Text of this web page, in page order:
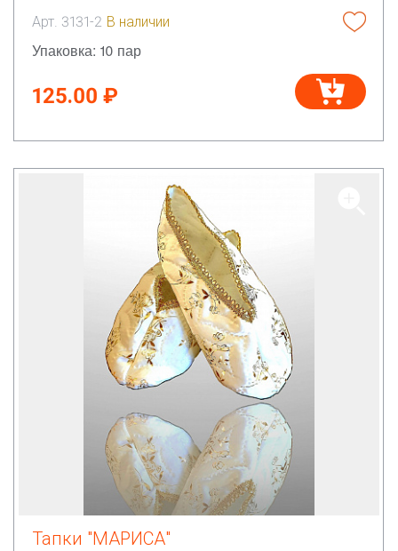
Арт. 3131-2 В наличии
Упаковка: 10 пар
125.00 ₽
Тапки "МАРИСА"